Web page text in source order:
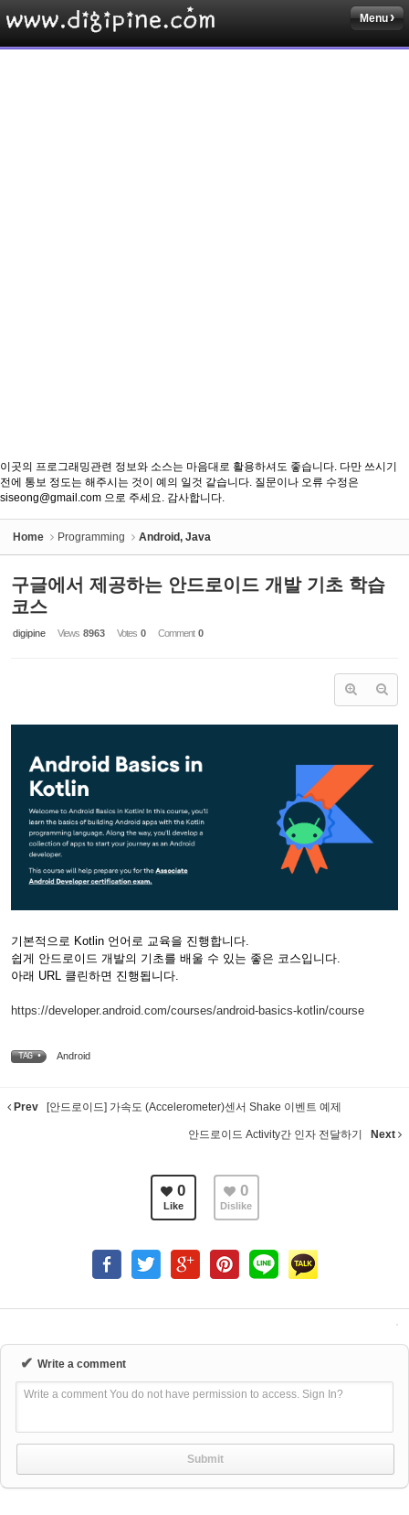
Menu
이곳의 프로그래밍관련 정보와 소스는 마음대로 활용하셔도 좋습니다. 다만 쓰시기
전에 통보 정도는 해주시는 것이 예의 일것 같습니다. 질문이나 오류 수정은
siseong@gmail.com 으로 주세요. 감사합니다.
Home Programming Android, Java
구글에서 제공하는 안드로이드 개발 기초 학습
코스
digipine Views 8963 Votes 0 Comment 0
기본적으로 Kotlin 언어로 교육을 진행합니다.
쉽게 안드로이드 개발의 기초를 배울 수 있는 좋은 코스입니다.
아래 URL 클린하면 진행됩니다.
https://developer.android.com/courses/android-basics-kotlin/course
TAG • Android
Prev [안드로이드] 가속도 (Accelerometer)센서 Shake 이벤트 예제
안드로이드 Activity간 인자 전달하기 Next
0
Like
0
Dislike
✔ Write a comment
Write a comment You do not have permission to access. Sign In?
Sketchbook5, 스케치북5